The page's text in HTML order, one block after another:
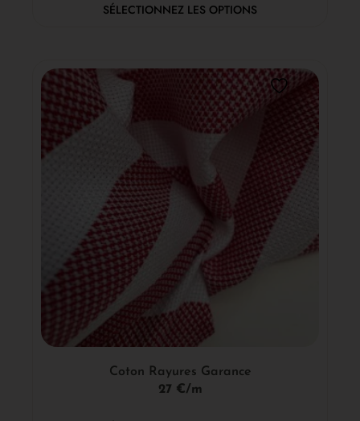
SÉLECTIONNEZ LES OPTIONS
Coton Rayures Garance
27 €/m